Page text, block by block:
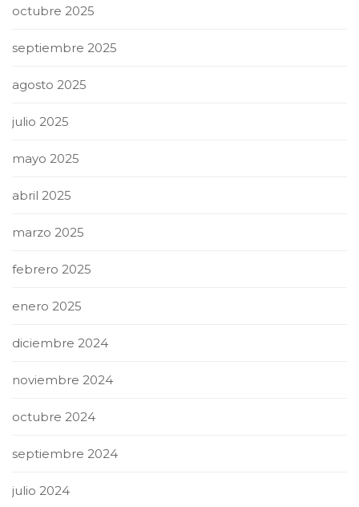
octubre 2025
septiembre 2025
agosto 2025
julio 2025
mayo 2025
abril 2025
marzo 2025
febrero 2025
enero 2025
diciembre 2024
noviembre 2024
octubre 2024
septiembre 2024
julio 2024